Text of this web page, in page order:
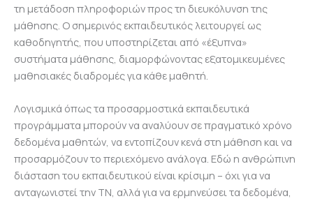
τη μετάδοση πληροφοριών προς τη διευκόλυνση της
μάθησης. Ο σημερινός εκπαιδευτικός λειτουργεί ως
καθοδηγητής, που υποστηρίζεται από «έξυπνα»
συστήματα μάθησης, διαμορφώνοντας εξατομικευμένες
μαθησιακές διαδρομές για κάθε μαθητή.
Λογισμικά όπως τα προσαρμοστικά εκπαιδευτικά
προγράμματα μπορούν να αναλύουν σε πραγματικό χρόνο
δεδομένα μαθητών, να εντοπίζουν κενά στη μάθηση και να
προσαρμόζουν το περιεχόμενο ανάλογα. Εδώ η ανθρώπινη
διάσταση του εκπαιδευτικού είναι κρίσιμη – όχι για να
ανταγωνιστεί την ΤΝ, αλλά για να ερμηνεύσει τα δεδομένα,